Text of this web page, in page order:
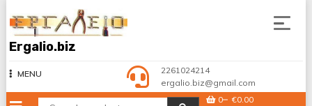
to
content
Ergalio.biz
MENU
2261024214
ergalio.biz@gmail.com
0
€0.00